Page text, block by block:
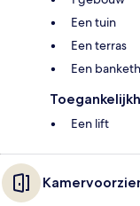
Een tuin
Een terras
Een
Een lift